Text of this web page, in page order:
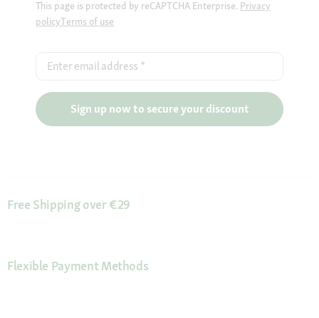
This page is protected by reCAPTCHA Enterprise. Privacy
policyTerms of use
Enter email address *
Sign up now to secure your discount
Free Shipping over €29
Flexible Payment Methods